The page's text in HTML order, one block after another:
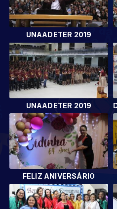
UNAADETER 2019
UNAADETER 2019
FELIZ ANIVERSÁRIO